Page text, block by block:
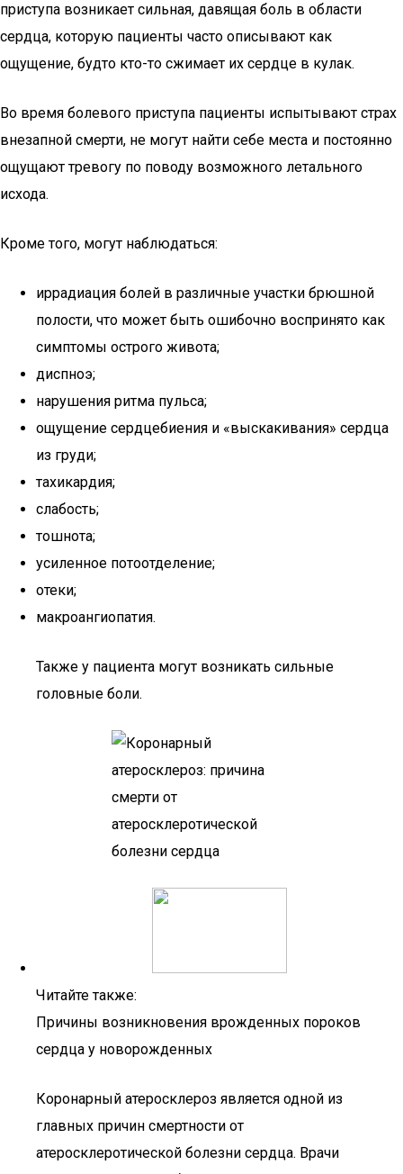
приступа возникает сильная, давящая боль в области
сердца, которую пациенты часто описывают как
ощущение, будто кто-то сжимает их сердце в кулак.
Во время болевого приступа пациенты испытывают страх
внезапной смерти, не могут найти себе места и постоянно
ощущают тревогу по поводу возможного летального
исхода.
Кроме того, могут наблюдаться:
иррадиация болей в различные участки брюшной
полости, что может быть ошибочно воспринято как
симптомы острого живота;
диспноэ;
нарушения ритма пульса;
ощущение сердцебиения и «выскакивания» сердца
из груди;
тахикардия;
слабость;
тошнота;
усиленное потоотделение;
отеки;
макроангиопатия.
Также у пациента могут возникать сильные
головные боли.
Читайте также:
Причины возникновения врожденных пороков
сердца у новорожденных
Коронарный атеросклероз является одной из
главных причин смертности от
атеросклеротической болезни сердца. Врачи